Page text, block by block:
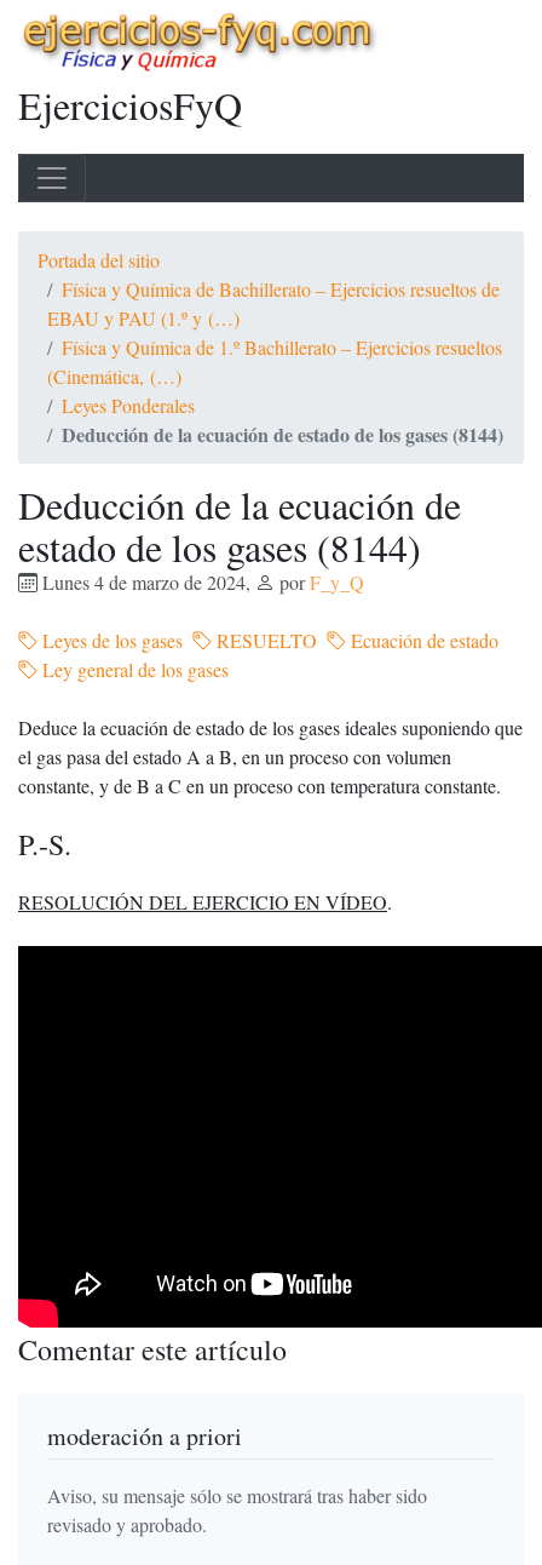
EjerciciosFyQ
Portada del sitio
Física y Química de Bachillerato – Ejercicios resueltos de
EBAU y PAU (1.º y (…)
Física y Química de 1.º Bachillerato – Ejercicios resueltos
(Cinemática, (…)
Leyes Ponderales
Deducción de la ecuación de estado de los gases (8144)
Deducción de la ecuación de
estado de los gases (8144)
Lunes 4 de marzo de 2024, porF_y_Q
Leyes de los gases RESUELTO
Ecuación de estado
Ley general de los gases
Deduce la ecuación de estado de los gases ideales suponiendo que
el gas pasa del estado A a B, en un proceso con volumen
constante, y de B a C en un proceso con temperatura constante.
P.-S.
RESOLUCIÓN DEL EJERCICIO EN VÍDEO.
Comentar este artículo
moderación a priori
Aviso, su mensaje sólo se mostrará tras haber sido
revisado y aprobado.